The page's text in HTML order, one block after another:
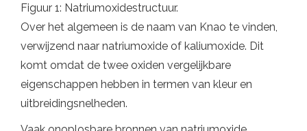
Figuur 1: Natriumoxidestructuur.
Over het algemeen is de naam van Knao te vinden,
verwijzend naar natriumoxide of kaliumoxide. Dit
komt omdat de twee oxiden vergelijkbare
eigenschappen hebben in termen van kleur en
uitbreidingsnelheden.